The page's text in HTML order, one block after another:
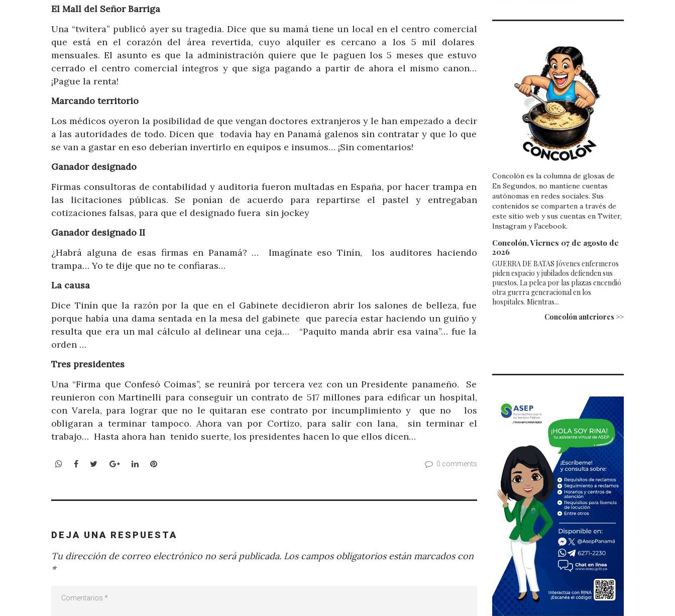
El Mall del Señor Barriga
Una “twitera” publicó ayer su tragedia. Dice que su mamá tiene un local en el centro comercial
que está en el corazón del área revertida, cuyo alquiler es cercano a los 5 mil dolares
mensuales. El asunto es que la administración quiere que le paguen los 5 meses que estuvo
cerrado el centro comercial íntegros y que siga pagando a partir de ahora el mismo canon…
¡Pague la renta!
Marcando territorio
Los médicos oyeron la posibilidad de que vengan doctores extranjeros y le han empezado a decir
a las autoridades de todo. Dicen que todavía hay en Panamá galenos sin contratar y que lo que
se van a gastar en eso deberían invertirlo en equipos e insumos… ¡Sin comentarios!
Ganador designado
Firmas consultoras de contabilidad y auditoria fueron multadas en España, por hacer trampa en
las licitaciones públicas. Se ponían de acuerdo para repartirse el pastel y entregaban
cotizaciones falsas, para que el designado fuera sin jockey
Ganador designado II
¿Habrá alguna de esas firmas en Panamá? … Imagínate eso Tinín, los auditores haciendo
trampa… Yo te dije que no te confiaras…
La causa
Dice Tinín que la razón por la que en el Gabinete decidieron abrir los salones de belleza, fue
porque había una dama sentada en la mesa del gabinete que parecía estar haciendo un guiño y
resulta que era un mal cálculo al delinear una ceja… “Paquito manda abrir esa vaina”… fue la
orden …
Tres presidentes
Una “Firma que Confesó Coimas”, se reunirá por tercera vez con un Presidente panameño. Se
reunieron con Martinelli para conseguir un contrato de 517 millones para edificar un hospital,
con Varela, para lograr que no le quitaran ese contrato por incumplimiento y que no los
obligaran a terminar tampoco. Ahora van por Cortizo, para salir con lana, sin terminar el
trabajo… Hasta ahora han tenido suerte, los presidentes hacen lo que ellos dicen…
WhatsApp
Facebook
TwitterGoogle+LinkedInPinterest 0 comments
DEJA UNA RESPUESTA
Tu dirección de correo electrónico no será publicada. Los campos obligatorios están marcados con
*
Concolón es la columna de glosas de
En Segundos, no mantiene cuentas
autónomas en redes sociales. Sus
contenidos se comparten a través de
este sitio web y sus cuentas en Twiter,
Instagram y Facebook.
Concolón, Viernes 07 de agosto de
2026
GUERRA DE BATAS Jóvenes enfermeros
piden espacio y jubilados defienden sus
puestos. La pelea por las plazas encendió
otra guerra generacional en los
hospitales. Mientras...
Concolón anteriores >>